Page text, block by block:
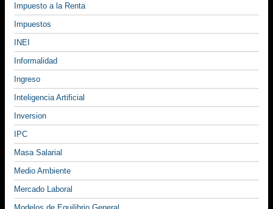
Impuesto a la Renta
Impuestos
INEI
Informalidad
Ingreso
Inteligencia Artificial
Inversion
IPC
Masa Salarial
Medio Ambiente
Mercado Laboral